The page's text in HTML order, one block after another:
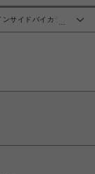
…
ンサイドバイカラ